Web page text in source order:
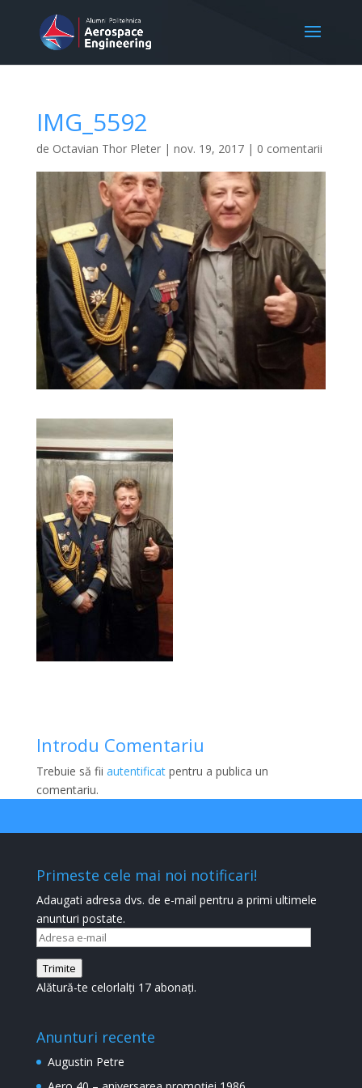
IMG_5592
de Octavian Thor Pleter| nov. 19, 2017| 0 comentarii
Introdu Comentariu
Trebuie să fii autentificatpentru a publica un
comentariu.
Primeste cele mai noi notificari!
Adaugati adresa dvs. de e-mail pentru a primi ultimele
anunturi postate.
Adresa
mail
Trimite
Alătură-te celorlalți 17 abonați.
Anunturi recente
Augustin Petre